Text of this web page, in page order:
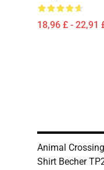
18,96 £ - 22,91
Animal
Shirt Becher